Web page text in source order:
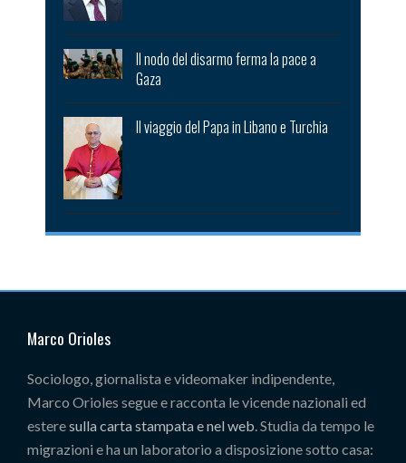
Il nodo del disarmo ferma la pace a
Gaza
Il viaggio del Papa in Libano e Turchia
Marco Orioles
Sociologo, giornalista e videomaker indipendente,
Marco Orioles segue e racconta le vicende nazionali ed
esteresulla carta stampata e nel web. Studia da tempo le
migrazioni e ha un laboratorio a disposizione sotto casa: